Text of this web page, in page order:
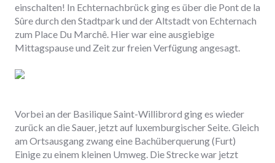
einschalten! In Echternachbrück ging es über die Pont de la
Sûre durch den Stadtpark und der Altstadt von Echternach
zum Place Du Marchê. Hier war eine ausgiebige
Mittagspause und Zeit zur freien Verfügung angesagt.
Vorbei an der Basilique Saint-Willibrord ging es wieder
zurück an die Sauer, jetzt auf luxemburgischer Seite. Gleich
am Ortsausgang zwang eine Bachüberquerung (Furt)
Einige zu einem kleinen Umweg. Die Strecke war jetzt